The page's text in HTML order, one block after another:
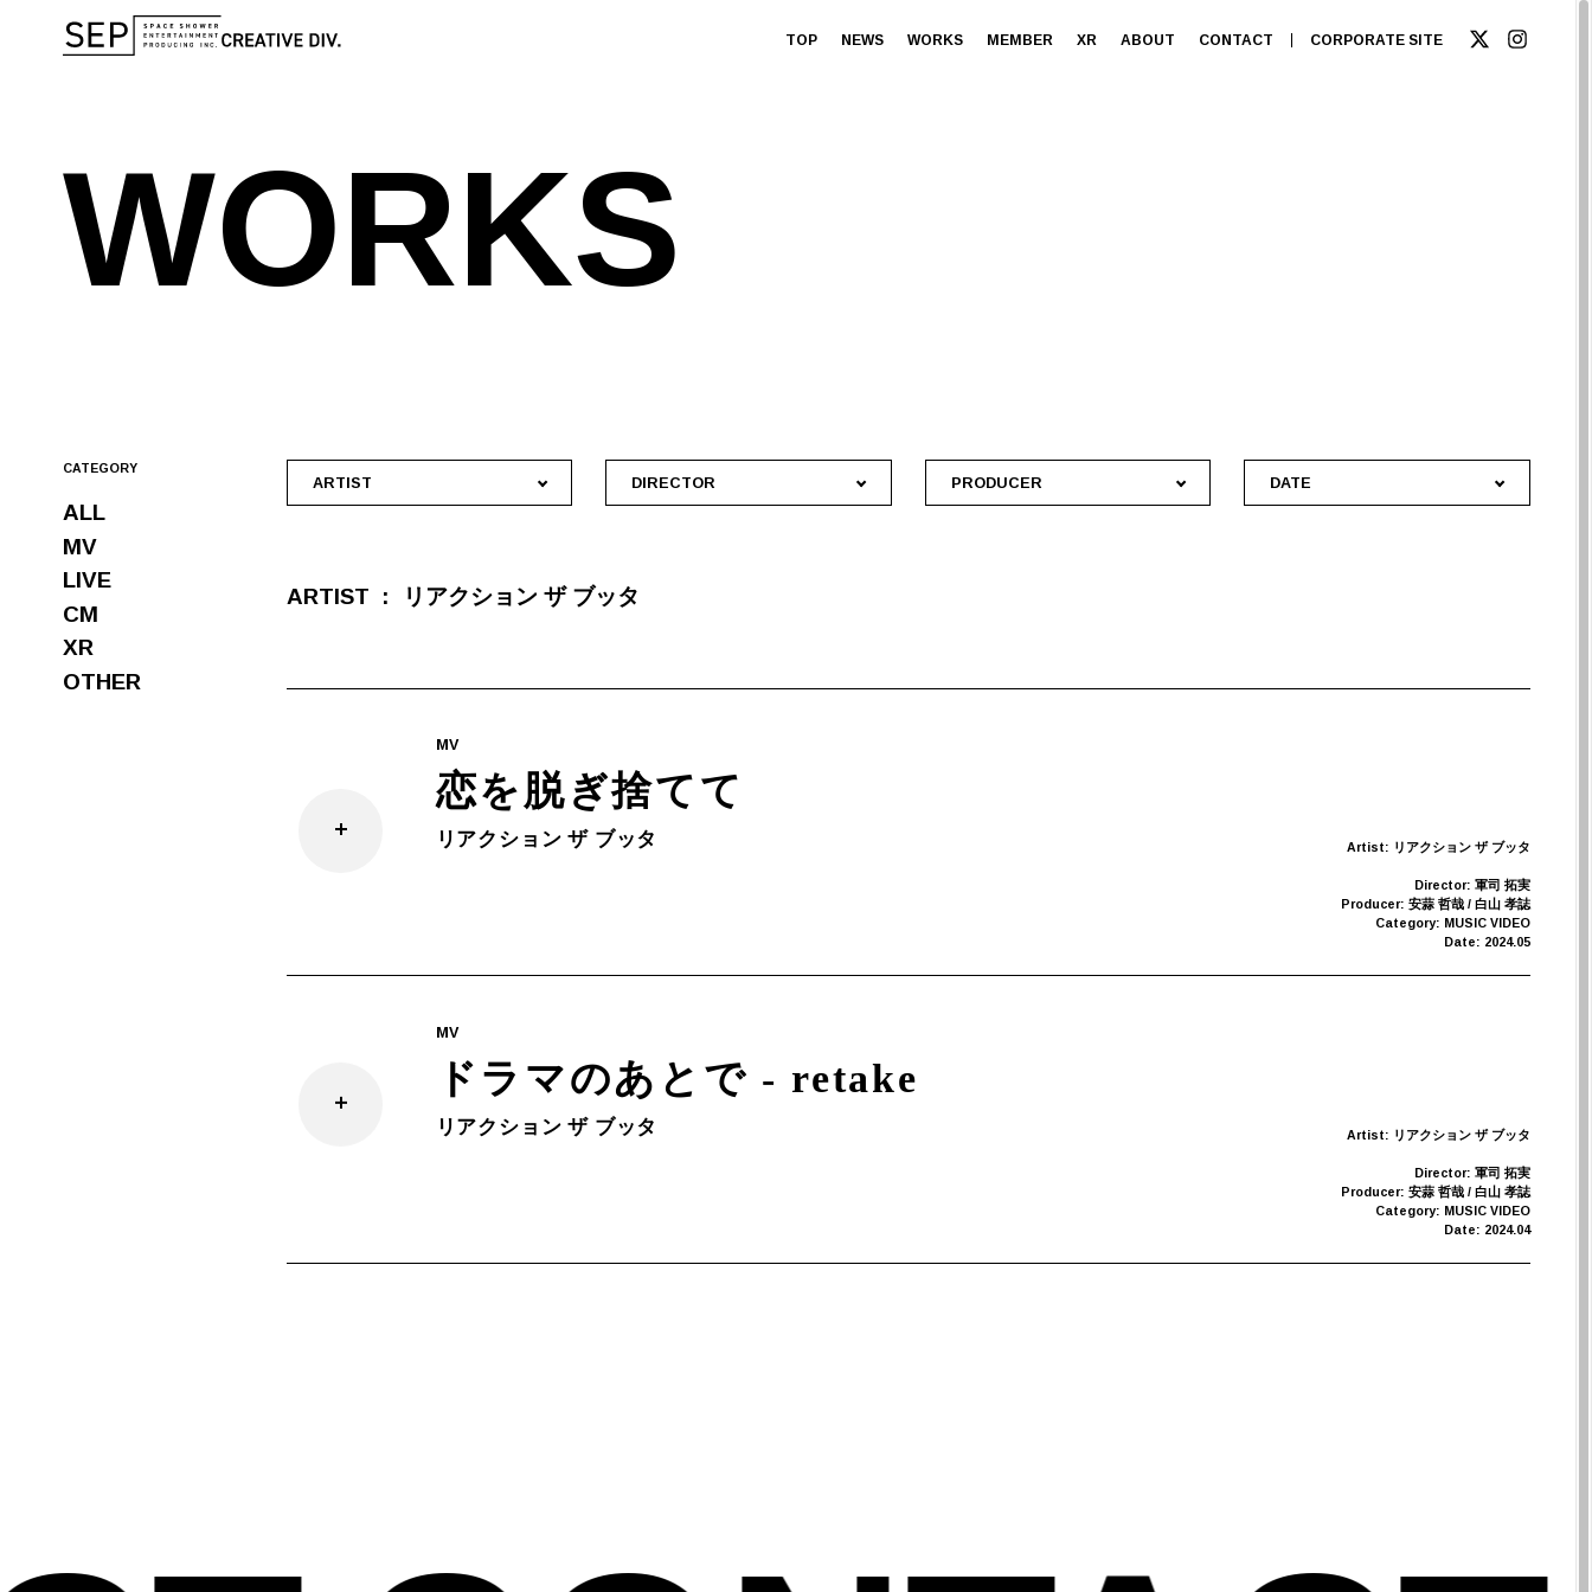
TOP NEWS WORKS MEMBER XR ABOUT CONTACT CORPORATE SITE
WORKS
CATEGORY
ALL
MV
LIVE
CM
XR
OTHER
ARTIST DIRECTOR PRODUCER DATE
ARTIST リアクション ザ ブッタ
MV
恋を脱ぎ捨てて
リアクション ザ ブッタ Artist: リアクション ザ ブッタ
Director: 軍司 拓実
Producer: 安蒜 哲哉 / 白山 孝誌
Category: MUSIC VIDEO
Date: 2024.05
MV
ドラマのあとで - retake
リアクション ザ ブッタ Artist: リアクション ザ ブッタ
Director: 軍司 拓実
Producer: 安蒜 哲哉 / 白山 孝誌
Category: MUSIC VIDEO
Date: 2024.04